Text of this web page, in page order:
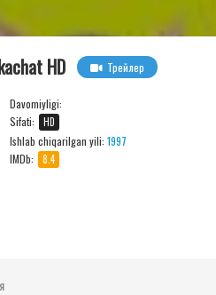
HD Трейлер
Davomiyligi:
Sifati:
HD
Ishlab chiqarilgan yili:1997
IMDb:
8.4